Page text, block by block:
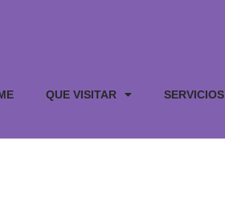
QUE VISITAR SERVICIOS